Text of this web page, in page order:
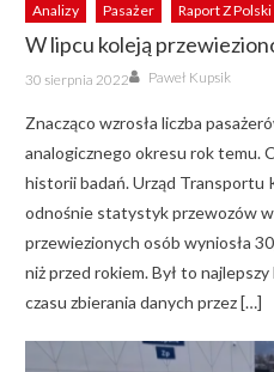
Analizy Pasażer Raport Z Polski
W lipcu koleją
Posted
on
30 sierpnia 2022 Author
Paweł Kupsik
Znacząco wzrosła liczba
analogicznego okresu rok temu.
historii badań. Urząd Transportu
odnośnie statystyk przewozów w
przewiezionych osób wyniosła
niż przed rokiem. Był to
czasu zbierania danych przez […]